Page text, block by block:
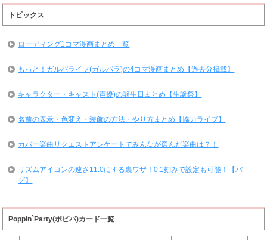
トピックス
ローディング1コマ漫画まとめ一覧
もっと！ガルパライフ(ガルパラ)の4コマ漫画まとめ【過去分掲載】
キャラクター・キャスト(声優)の誕生日まとめ【生誕祭】
名前の表示・色変え・装飾の方法・やり方まとめ【協力ライブ】
カバー楽曲リクエストアンケートでみんなが選んだ楽曲は？！
リズムアイコンの速さ11.0にする裏ワザ！0.1刻みで設定も可能！【バ
グ】
Poppin`Party(ポピパ)カード一覧